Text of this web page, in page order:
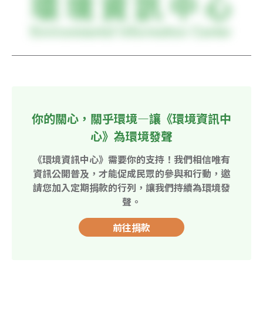
你的關心，關乎環境—讓《環境資訊中
心》為環境發聲
《環境資訊中心》需要你的支持！我們相信唯有
資訊公開普及，才能促成民眾的參與和行動，邀
請您加入定期捐款的行列，讓我們持續為環境發
聲。
前往捐款